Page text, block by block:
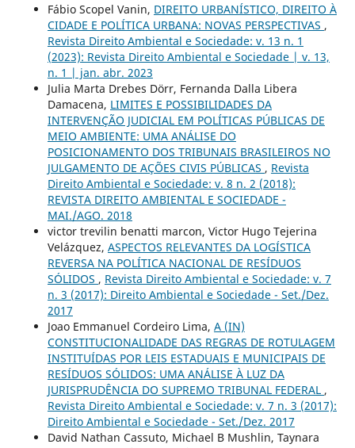
Fábio Scopel Vanin, DIREITO URBANÍSTICO, DIREITO À
CIDADE E POLÍTICA URBANA: NOVAS PERSPECTIVAS ,
Revista Direito Ambiental e Sociedade: v. 13 n. 1
(2023): Revista Direito Ambiental e Sociedade | v. 13,
n. 1 | jan. abr. 2023
Julia Marta Drebes Dörr, Fernanda Dalla Libera
Damacena, LIMITES E POSSIBILIDADES DA
INTERVENÇÃO JUDICIAL EM POLÍTICAS PÚBLICAS DE
MEIO AMBIENTE: UMA ANÁLISE DO
POSICIONAMENTO DOS TRIBUNAIS BRASILEIROS NO
JULGAMENTO DE AÇÕES CIVIS PÚBLICAS , Revista
Direito Ambiental e Sociedade: v. 8 n. 2 (2018):
REVISTA DIREITO AMBIENTAL E SOCIEDADE -
MAI./AGO. 2018
victor trevilin benatti marcon, Victor Hugo Tejerina
Velázquez, ASPECTOS RELEVANTES DA LOGÍSTICA
REVERSA NA POLÍTICA NACIONAL DE RESÍDUOS
SÓLIDOS , Revista Direito Ambiental e Sociedade: v. 7
n. 3 (2017): Direito Ambiental e Sociedade - Set./Dez.
2017
Joao Emmanuel Cordeiro Lima, A (IN)
CONSTITUCIONALIDADE DAS REGRAS DE ROTULAGEM
INSTITUÍDAS POR LEIS ESTADUAIS E MUNICIPAIS DE
RESÍDUOS SÓLIDOS: UMA ANÁLISE À LUZ DA
JURISPRUDÊNCIA DO SUPREMO TRIBUNAL FEDERAL ,
Revista Direito Ambiental e Sociedade: v. 7 n. 3 (2017):
Direito Ambiental e Sociedade - Set./Dez. 2017
David Nathan Cassuto, Michael B Mushlin, Taynara